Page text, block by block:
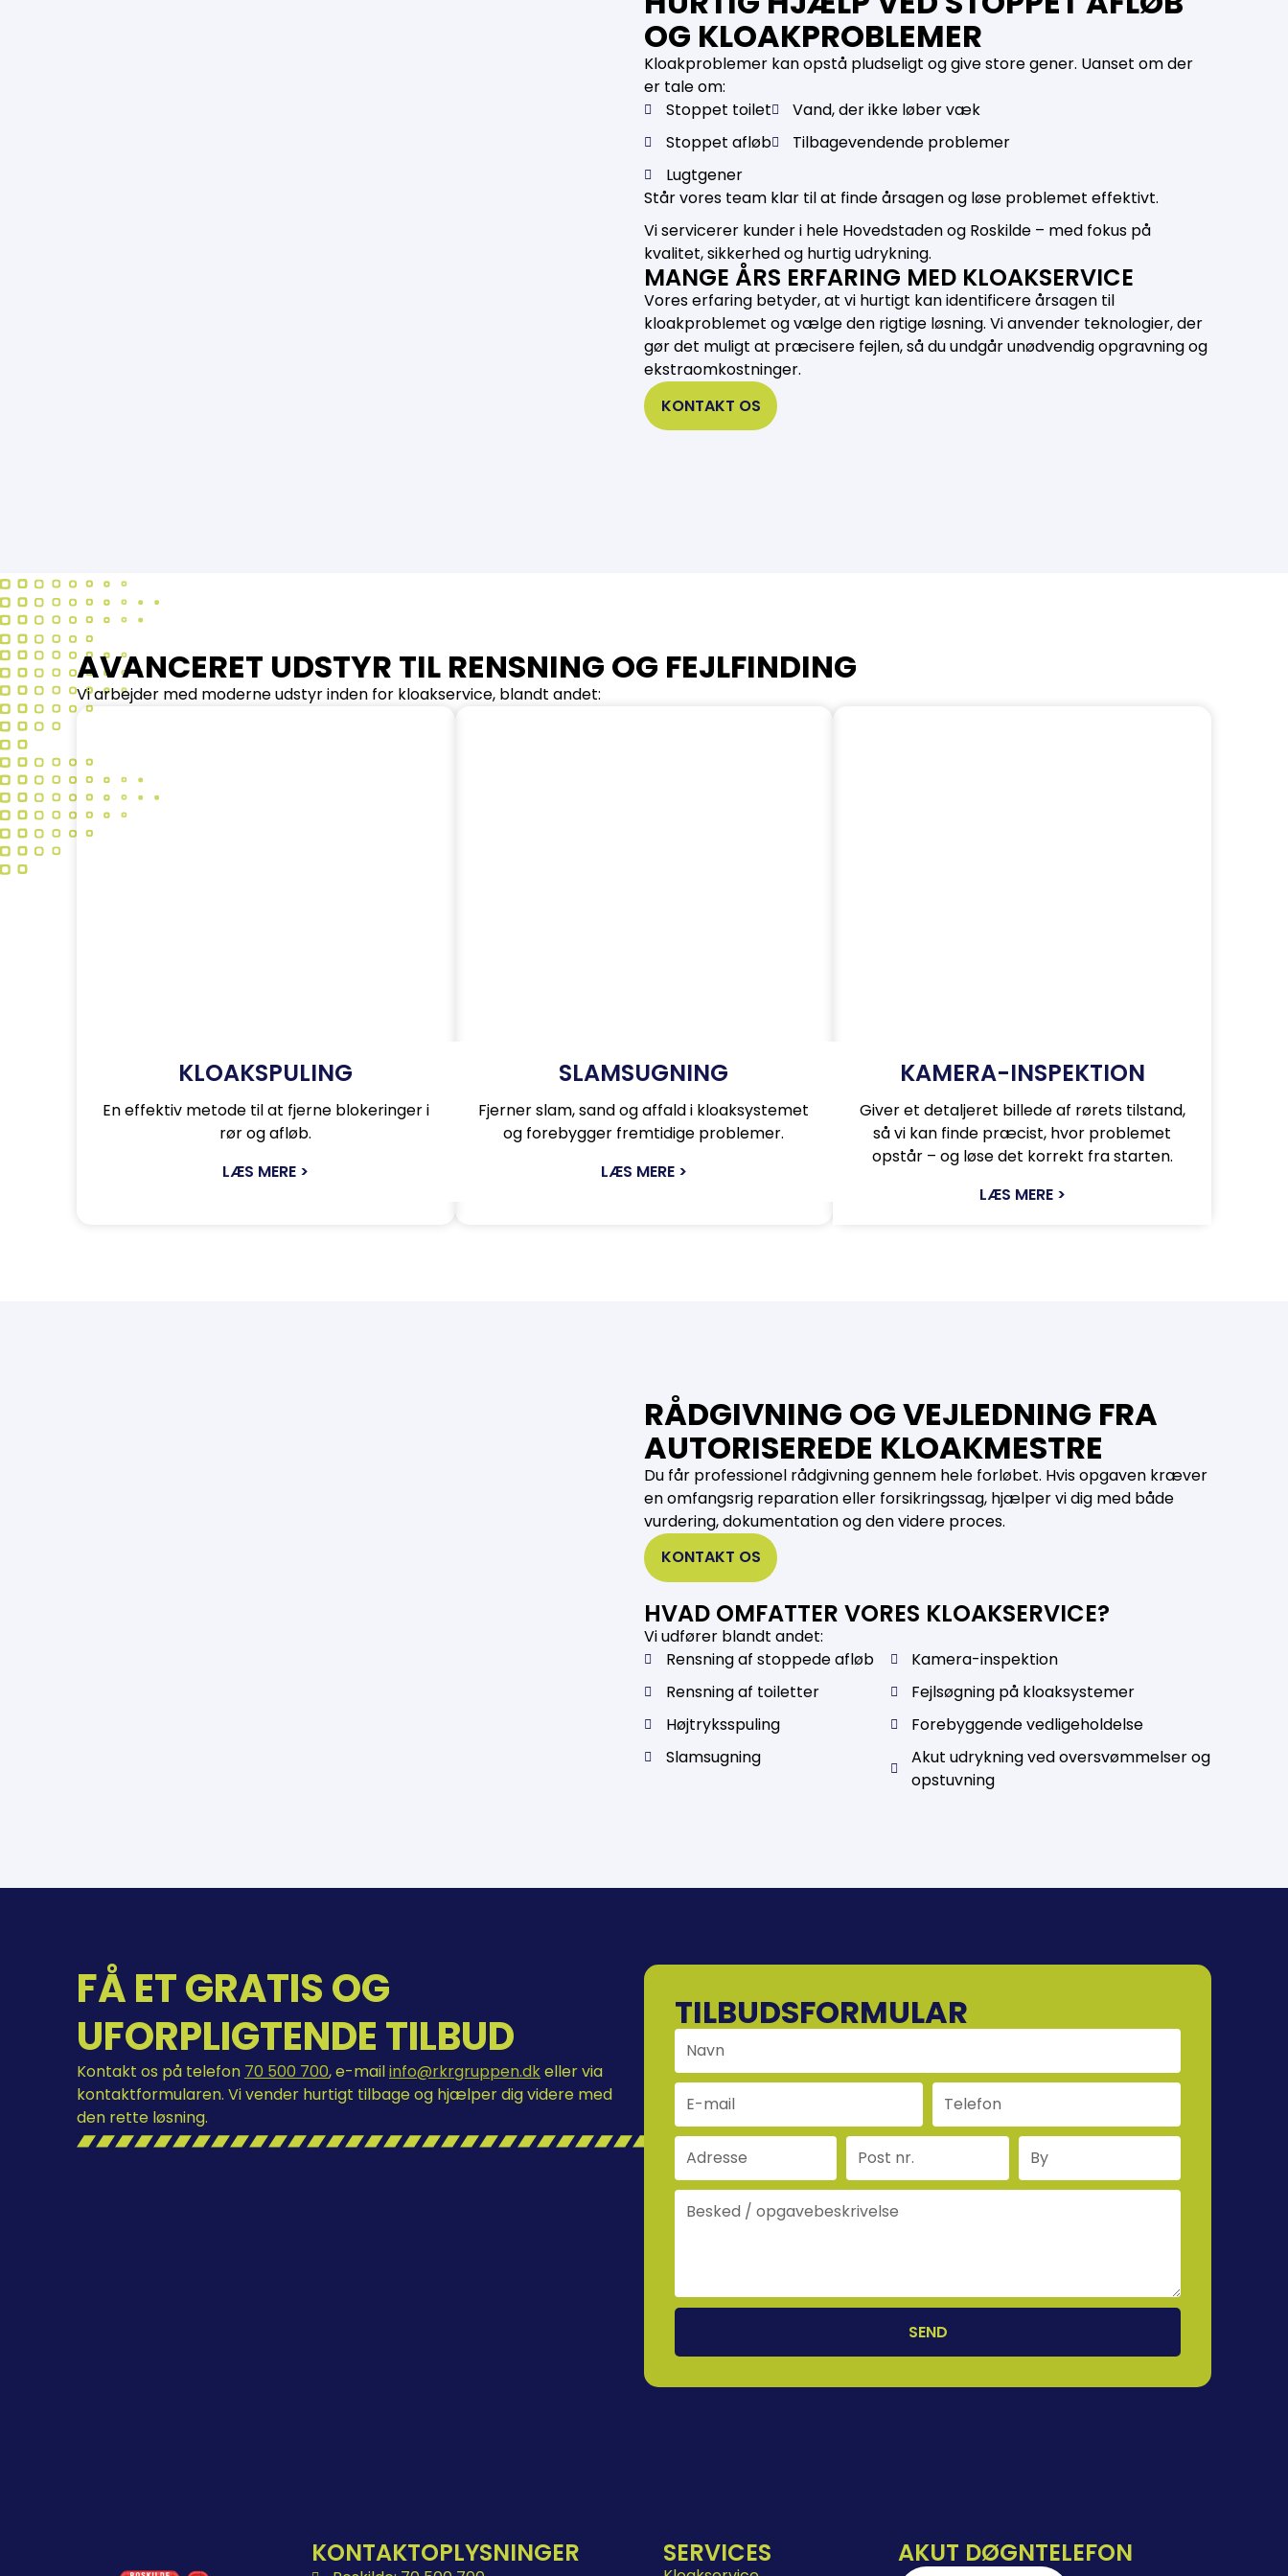
OG KLOAKPROBLEMER
Kloakproblemer kan opstå pludseligt og give store gener. Uanset om der
er tale om:
Stoppet toilet
Stoppet afløb
Lugtgener
Vand, der ikke løber væk
Tilbagevendende problemer
Står vores team klar til at finde årsagen og løse problemet effektivt.
Vi servicerer kunder i hele Hovedstaden og Roskilde – med fokus på
kvalitet, sikkerhed og hurtig udrykning.
MANGE ÅRS ERFARING MED KLOAKSERVICE
Vores erfaring betyder, at vi hurtigt kan identificere årsagen til
kloakproblemet og vælge den rigtige løsning. Vi anvender teknologier, der
gør det muligt at præcisere fejlen, så du undgår unødvendig opgravning og
ekstraomkostninger.
KONTAKT OS
AVANCERET UDSTYR TIL RENSNING OG FEJLFINDING
Vi arbejder med moderne udstyr inden for kloakservice, blandt andet:
KLOAKSPULING
En effektiv metode til at fjerne blokeringer i
rør og afløb.
LÆS MERE >
SLAMSUGNING
Fjerner slam, sand og affald i kloaksystemet
og forebygger fremtidige problemer.
LÆS MERE >
KAMERA-INSPEKTION
Giver et detaljeret billede af rørets tilstand,
så vi kan finde præcist, hvor problemet
opstår – og løse det korrekt fra starten.
LÆS MERE >
RÅDGIVNING OG VEJLEDNING FRA
AUTORISEREDE KLOAKMESTRE
Du får professionel rådgivning gennem hele forløbet. Hvis opgaven kræver
en omfangsrig reparation eller forsikringssag, hjælper vi dig med både
vurdering, dokumentation og den videre proces.
KONTAKT OS
HVAD OMFATTER VORES KLOAKSERVICE?
Vi udfører blandt andet:
Rensning af stoppede afløb
Rensning af toiletter
Højtryksspuling
Slamsugning
Kamera-inspektion
Fejlsøgning på kloaksystemer
Forebyggende vedligeholdelse
Akut udrykning ved oversvømmelser og
opstuvning
FÅ ET GRATIS OG
UFORPLIGTENDE TILBUD
Kontakt os på telefon 70 500 700, e-mailinfo@rkrgruppen.dkeller via
kontaktformularen. Vi vender hurtigt tilbage og hjælper dig videre med
den rette løsning.
TILBUDSFORMULAR
SEND
KONTAKTOPLYSNINGER SERVICES AKUT DØGNTELEFON